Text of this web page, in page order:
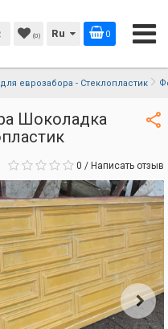
(0) Ru 0
еврозабора - Стеклопластик
Шоколадка
0 / Написать отзыв